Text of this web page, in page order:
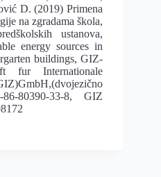
D. (2019) Primena
na zgradama škola,
ustanova,
energy sources in
buildings, GIZ-
fur Internationale
80390-33-8, GIZ